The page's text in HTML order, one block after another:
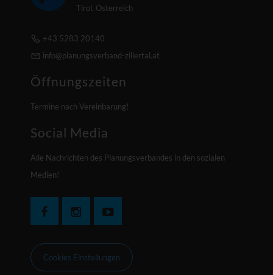
Tirol, Österreich
+43 5283 20140
info@planungsverband-zillertal.at
Öffnungszeiten
Termine nach Vereinbarung!
Social Media
Alle Nachrichten des Planungsverbandes in den sozialen
Medien!
Cookies Einstellungen